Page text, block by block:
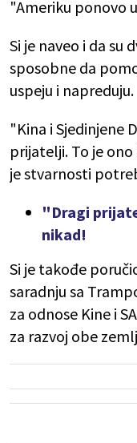
"Ameriku ponovo
Si je naveo i da su
sposobne da
uspeju i napreduju.
"Kina i Sjedinjene
prijatelji. To je
je stvarnosti
"Dragi
nikad!
Si je takođe
saradnju sa
za odnose Kine i
za razvoj obe